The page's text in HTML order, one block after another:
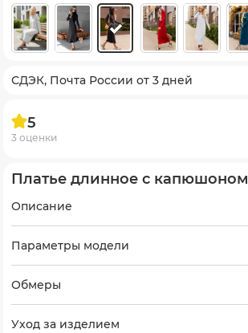
СДЭК, Почта России от 3 дней
5
3 оценки
Платье длинное с капюшоном
Описание
Параметры модели
Обмеры
Уход за изделием